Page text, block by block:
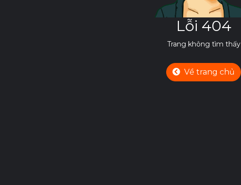
Lỗi 404
Trang không tìm thấy
Về trang chủ